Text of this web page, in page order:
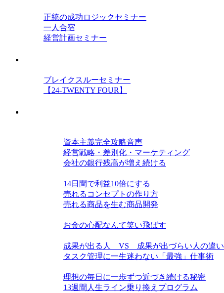
正統の成功ロジックセミナー
一人合宿
経営計画セミナー
ブレイクスルーセミナー
【24-TWENTY FOUR】
資本主義完全攻略音声
経営戦略・差別化・マーケティング
会社の銀行残高が増え続ける
14日間で利益10倍にする
売れるコンセプトの作り方
売れる商品を生む商品開発
お金の心配なんて笑い飛ばす
成果が出る人 VS 成果が出づらい人の違い
タスク管理に一生迷わない「最強」仕事術
理想の毎日に一歩ずつ近づき続ける秘密
13週間人生ライン乗り換えプログラム